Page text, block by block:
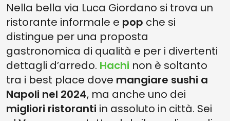
Nella bella via Luca Giordano si trova un
ristorante informale e pop che si
distingue per una proposta
gastronomica di qualità e per i divertenti
dettagli d’arredo. Hachi non è soltanto
tra i best place dove mangiare sushi a
Napoli nel 2024, ma anche uno dei
migliori ristoranti in assoluto in città. Sei